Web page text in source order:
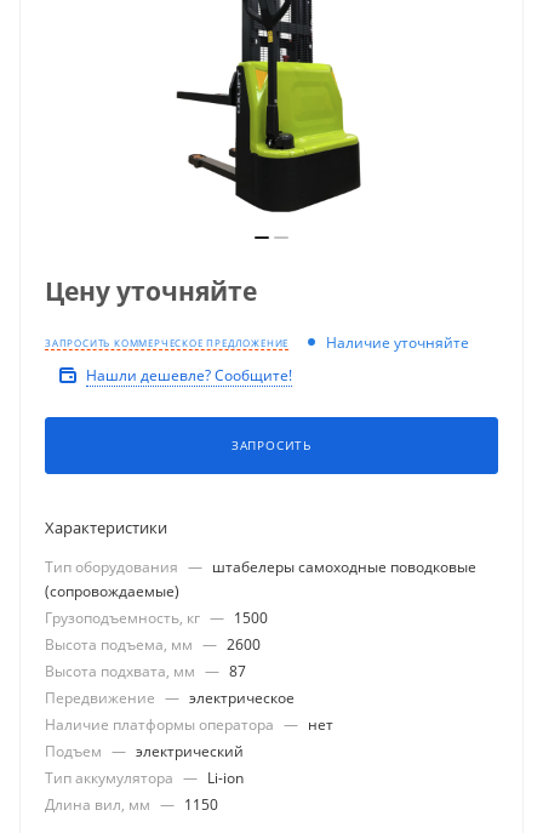
Цену уточняйте
ЗАПРОСИТЬ КОММЕРЧЕСКОЕ ПРЕДЛОЖЕНИЕ
Наличие уточняйте
Нашли дешевле? Сообщите!
ЗАПРОСИТЬ
Характеристики
Тип оборудования — штабелеры самоходные поводковые
(сопровождаемые)
Грузоподъемность, кг — 1500
Высота подъема, мм — 2600
Высота подхвата, мм — 87
Передвижение — электрическое
Наличие платформы оператора — нет
Подъем — электрический
Тип аккумулятора — Li-ion
Длина вил, мм — 1150